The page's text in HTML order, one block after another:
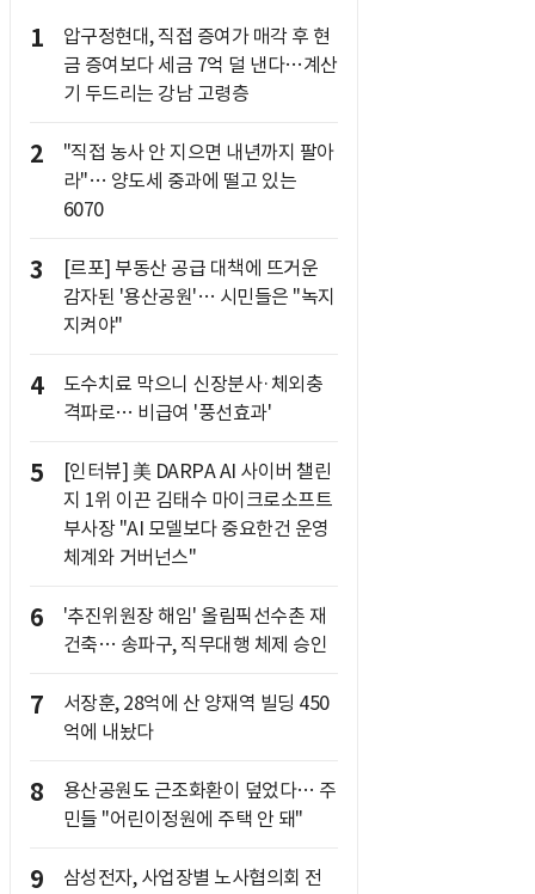
1
압구정현대, 직접 증여가 매각 후 현
금 증여보다 세금 7억 덜 낸다…계산
기 두드리는 강남 고령층
2
"직접 농사 안 지으면 내년까지 팔아
라"… 양도세 중과에 떨고 있는
6070
3
[르포] 부동산 공급 대책에 뜨거운
감자된 '용산공원'… 시민들은 "녹지
지켜야"
4
도수치료 막으니 신장분사·체외충
격파로… 비급여 '풍선효과'
5
[인터뷰] 美 DARPA AI 사이버 챌린
지 1위 이끈 김태수 마이크로소프트
부사장 "AI 모델보다 중요한건 운영
체계와 거버넌스"
6
'추진위원장 해임' 올림픽선수촌 재
건축… 송파구, 직무대행 체제 승인
7
서장훈, 28억에 산 양재역 빌딩 450
억에 내놨다
8
용산공원도 근조화환이 덮었다… 주
민들 "어린이정원에 주택 안 돼"
9 삼성전자, 사업장별 노사협의회 전